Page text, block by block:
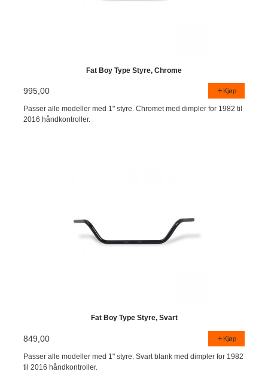
Fat Boy Type Styre, Chrome
995,00 Kjøp
Passer alle modeller med 1" styre. Chromet med dimpler for 1982 til
2016 håndkontroller.
Fat Boy Type Styre, Svart
849,00 Kjøp
Passer alle modeller med 1" styre. Svart blank med dimpler for 1982
til 2016 håndkontroller.